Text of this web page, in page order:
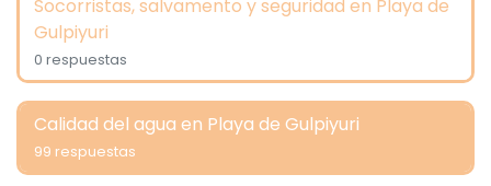
Socorristas, salvamento y seguridad en Playa de
Gulpiyuri
0 respuestas
Calidad del agua en Playa de Gulpiyuri
99 respuestas